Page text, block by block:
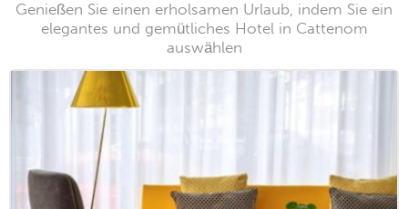
Genießen Sie einen erholsamen Urlaub, indem Sie ein
elegantes und gemütliches Hotel in Cattenom
auswählen